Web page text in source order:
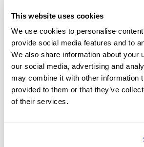
This website uses cookies
We use cookies to personalise
provide social media features and to
We also share information about your
our social media, advertising and
may combine it with other information
provided to them or that they’ve
of their services.
BTCUSDNachrichten
GBP/USD
Sammelt
Ausbruch
2026-08-06
Gewinne